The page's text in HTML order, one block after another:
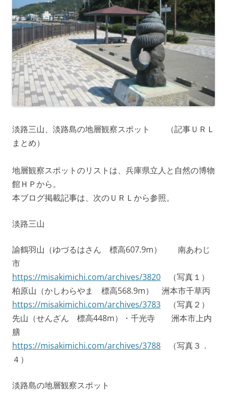
淡路三山、淡路島の地層観察スポット （記事ＵＲＬ
まとめ）
地層観察スポットのリストは、兵庫県立人と自然の博物
館ＨＰから。
本ブログ掲載記事は、次のＵＲＬから参照。
淡路三山
諭鶴羽山（ゆづるはさん 標高607.9m） 南あわじ
市
https://misakimichi.com/archives/3820 （写真１）
柏原山（かしわらやま 標高568.9m） 洲本市千草丙
https://misakimichi.com/archives/3783 （写真２）
先山（せんざん 標高448m）・千光寺 洲本市上内
膳
https://misakimichi.com/archives/3788 （写真３．
４）
淡路島の地層観察スポット